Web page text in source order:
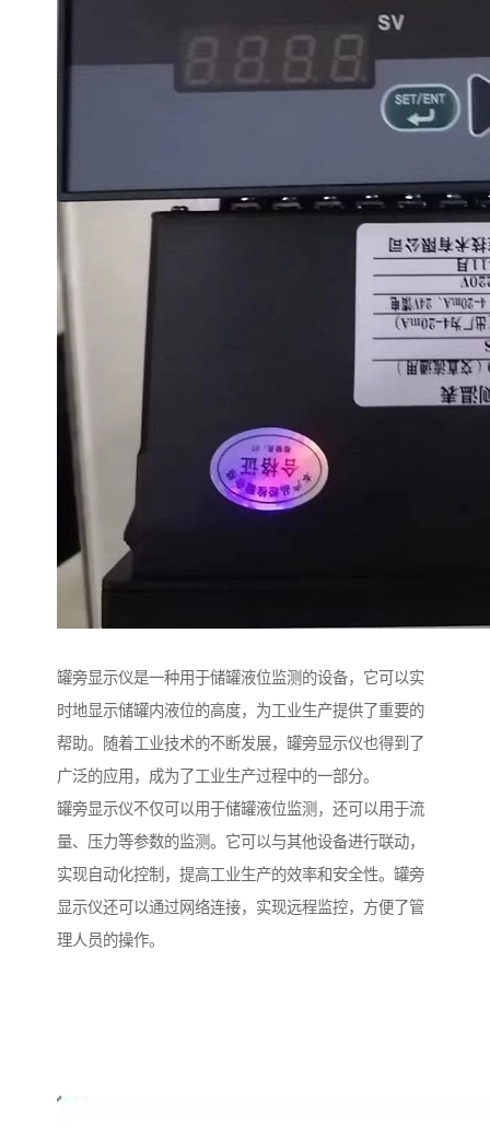
罐旁显示仪是一种用于储罐液位监测的设备，它可以实
时地显示储罐内液位的高度，为工业生产提供了重要的
帮助。随着工业技术的不断发展，罐旁显示仪也得到了
广泛的应用，成为了工业生产过程中的一部分。
罐旁显示仪不仅可以用于储罐液位监测，还可以用于流
量、压力等参数的监测。它可以与其他设备进行联动，
实现自动化控制，提高工业生产的效率和安全性。罐旁
显示仪还可以通过网络连接，实现远程监控，方便了管
理人员的操作。